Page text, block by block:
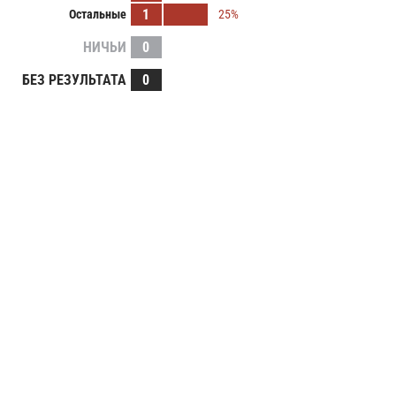
Остальные
1 25%
НИЧЬИ
0
БЕЗ РЕЗУЛЬТАТА
0